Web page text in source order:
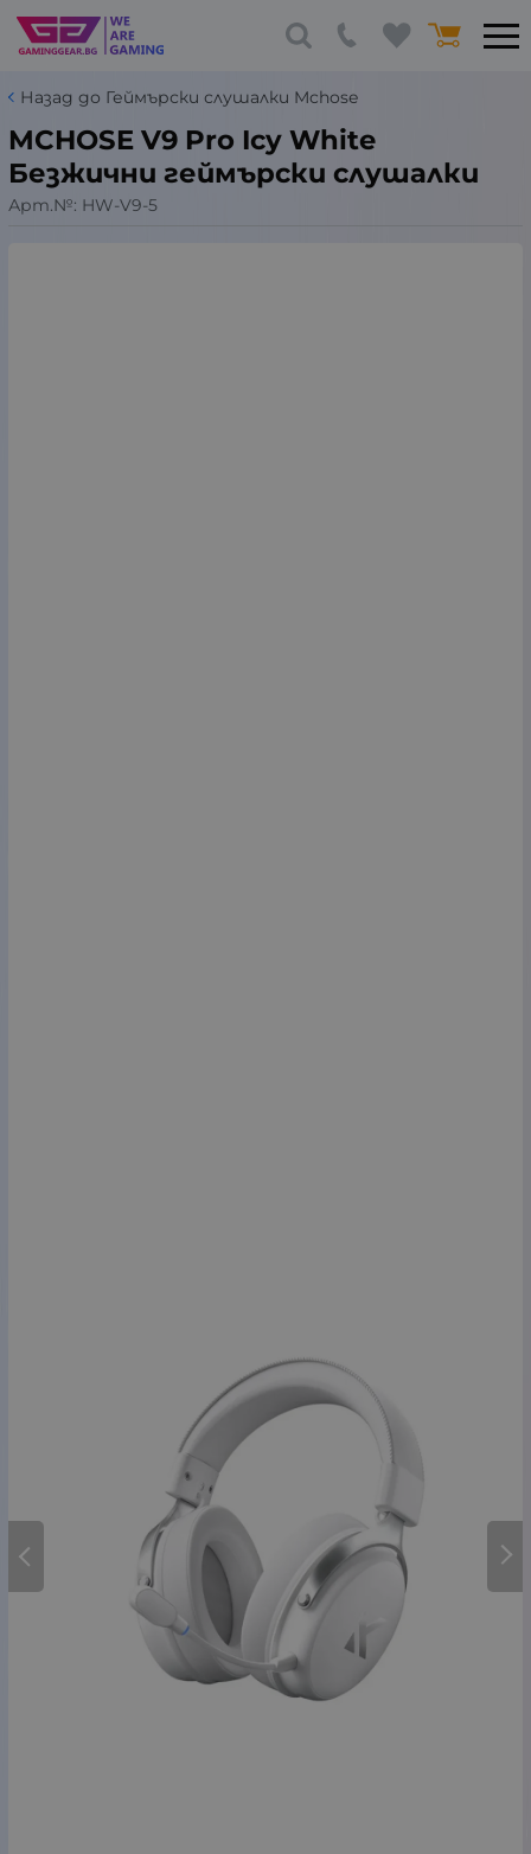
Назад до Геймърски слушалки Mchose
MCHOSE V9 Pro Icy White
Безжични геймърски слушалки
Арт.№: HW-V9-5